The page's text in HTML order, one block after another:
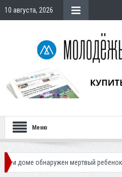
10 августа, 2026
Меню
мертвый ребенок В